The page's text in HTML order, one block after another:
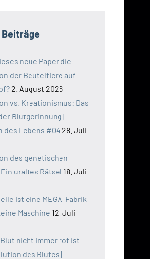
Beiträge
neue Paper die
der Beuteltiere auf
2. August 2026
vs. Kreationismus: Das
Blutgerinnung |
des Lebens #04 28. Juli
des genetischen
uraltes Rätsel 18. Juli
ist eine MEGA-Fabrik
Maschine 12. Juli
nicht immer rot ist –
des Blutes |